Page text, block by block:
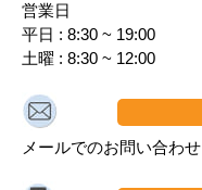
営業日
平日 : 8:30 ~ 19:00
土曜 : 8:30 ~ 12:00
メールでのお問い合わせ